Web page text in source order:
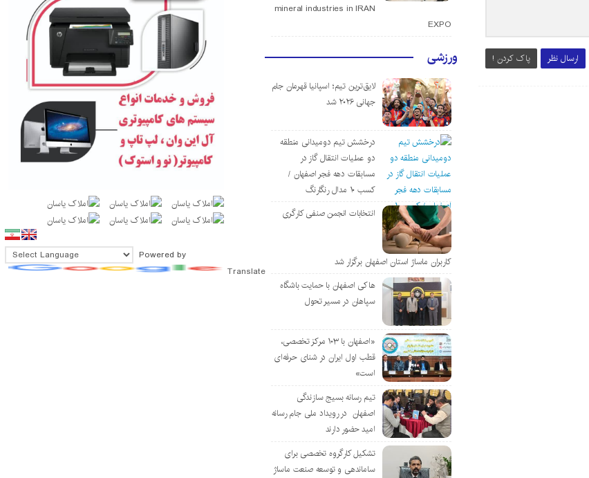
ارسال نظر پاک کردن !
mineral industries in IRAN
EXPO
ورزشی
لایق‌ترین تیم؛ اسپانیا قهرمان جام
جهانی ۲۰۲۶ شد
درخشش تیم دومیدانی منطقه
دو عملیات انتقال گاز در
مسابقات دهه فجر اصفهان /
کسب ۱۰ مدال رنگارنگ
انتخابات انجمن صنفی کارگری
کاربران ماساژ استان اصفهان برگزار شد
هاکی اصفهان با حمایت باشگاه
سپاهان در مسیر تحول
«اصفهان با ۱۰۳ مرکز تخصصی،
قطب اول ایران در شنای حرفه‌ای
است»
تیم رسانه بسیج سازندگی
اصفهان در رویداد ملی جام رسانه
امید حضور دارند
تشکیل کارگروه تخصصی برای
ساماندهی و توسعه صنعت ماساژ
Powered by
Translate